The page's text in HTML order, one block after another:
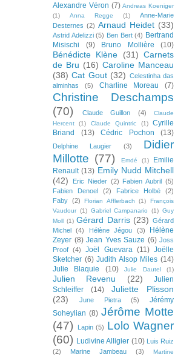
Alexandre Véron (7) Andreas Koeniger
(1)
Anna Regge (1)
Anne-Marie
Desternes (2) Arnaud Heidet (33)
Astrid Adelizzi (5) Ben Bert (4) Bertrand
Misischi
(9) Bruno Mollière (10)
Bénédicte Klène (31) Carnets
de Bru (16) Caroline Manceau
(38) Cat Gout (32) Celestinha das
alminhas
(5) Charline Moreau (7)
Christine Deschamps
(70)
Claude Guillon (4)
Claude
Hercent
(1) Claude Quintric (1)
Cyrille
Briand
(13) Cédric Pochon (13)
Delphine Laugier (3)
Didier
Millotte (77) Emdé (1)
Emilie
Renault (13) Emily Nudd Mitchell
(42)
Eric Nieder (2) Fabien Aubril (5)
Fabien Denoel
(2) Fabrice Holbé
(2)
Faby (2) Florian Afflerbach (1)
François
Vaudour (1) Gabriel Campanario (1) Guy
Moll (1) Gérard Darris (23) Gérard
Michel
(4) Hélène Jégou (3)
Hélène
Zeyer (8) Jean Yves Sauze (6) Joss
Proof
(4) Joël Guevara (11) Joëlle
Sketcher (6) Judith Alsop Miles (14)
Julie Blaquie
(10) Julie Dautel (1)
Julien Revenu (22)
Julien
Schleiffer
(14)
Juliette Plisson
(23)
June Pietra (5)
Jérémy
Soheylian (8) Jérôme Motte
(47)
Lapin (5) Lolo Wagner
(60) Ludivine Alligier (10) Luis Ruiz
(2)
Marine Jambeau (3) Martine